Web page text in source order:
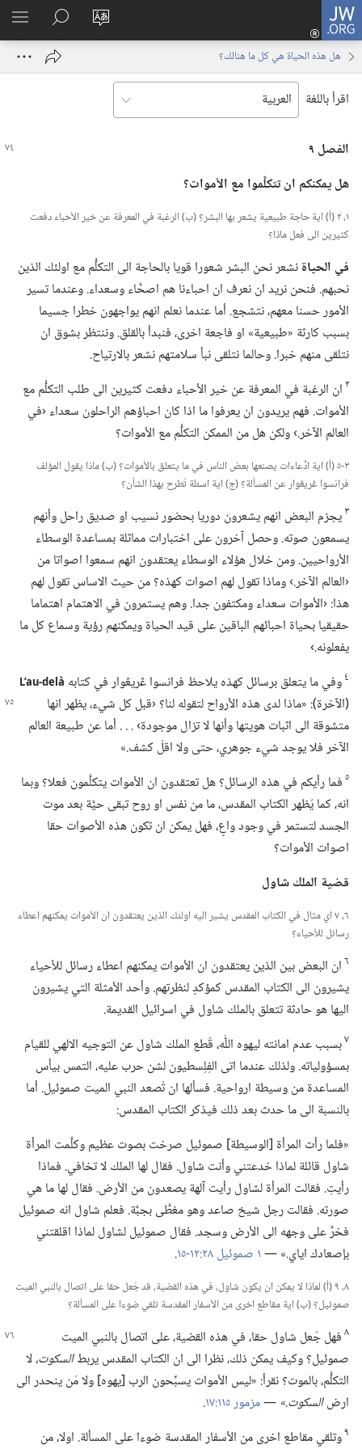
JW.ORG
تغيير
الموقع
تسجيل
الدخول
نافذة
البحث
في
JW.‎ORG
هل هذه الحياة هي كل ما هنالك؟‏
اقرأ باللغة
الفصل ٩
هل يمكنكم ان تتكلَّموا مع الأموات؟‏
١،‏ ٢ (‏أ)‏ اية حاجة طبيعية يشعر بها البشر؟‏ (‏ب)‏ الرغبة في المعرفة عن خير الأحباء دفعت
كثيرين الى فعل ماذا؟‏
في الحياةنشعر نحن البشر شعورا قويا بالحاجة الى التكلُّم مع اولئك الذين
نحبهم.‏ فنحن نريد ان نعرف ان احباءنا هم اصحَّاء وسعداء.‏ وعندما تسير
الأمور حسنا معهم،‏ نتشجع.‏ أما عندما نعلم انهم يواجهون خطرا جسيما
بسبب كارثة «طبيعية» او فاجعة اخرى،‏ فنبدأ بالقلق.‏ وننتظر بشوق ان
نتلقى منهم خبرا.‏ وحالما نتلقى نبأ سلامتهم نشعر بالارتياح.‏
٢ ان الرغبة في المعرفة عن خير الأحباء دفعت كثيرين الى طلب التكلُّم مع
الأموات.‏ فهم يريدون ان يعرفوا ما اذا كان احباؤهم الراحلون سعداء ‹في
العالم الآخر.‏› ولكن هل من الممكن التكلُّم مع الأموات؟‏
٣-‏٥ (‏أ)‏ اية ادِّعاءات يصنعها بعض الناس في ما يتعلق بالأموات؟‏ (‏ب)‏ ماذا يقول المؤلف
فرانسوا ڠريڠوار عن المسألة؟‏ (‏ج)‏ اية اسئلة تُطرح بهذا الشأن؟‏
٣يجزم البعض انهم يشعرون دوريا بحضور نسيب او صديق راحل وأنهم
يسمعون صوته.‏ وحصل آخرون على اختبارات مماثلة بمساعدة الوسطاء
الأرواحيين.‏ ومن خلال هؤلاء الوسطاء يعتقدون انهم سمعوا اصواتا من
‹العالم الآخر.‏› وماذا تقول لهم اصوات كهذه؟‏ من حيث الاساس تقول لهم
هذا:‏ ‹الأموات سعداء ومكتفون جدا.‏ وهم يستمرون في الاهتمام اهتماما
حقيقيا بحياة احبائهم الباقين على قيد الحياة ويمكنهم رؤية وسماع كل ما
يفعلونه.‏›‏
٤وفي ما يتعلق برسائل كهذه يلاحظ فرانسوا ڠريڠوار في كتابه L’au-delà
‏(‏الآخرة)‏:‏ «ماذا لدى هذه الأرواح لتقوله لنا؟‏ ‹قبل كل شيء،‏ يظهر انها
متشوقة الى اثبات هويتها وأنها لا تزال موجودة› .‏ .‏ .‏ أما عن طبيعة العالم
الآخر فلا يوجد شيء جوهري،‏ حتى ولا اقلّ كشف.‏»‏
٥فما رأيكم في هذه الرسائل؟‏ هل تعتقدون ان الأموات يتكلَّمون فعلا؟‏ وبما
انه،‏ كما يُظهر الكتاب المقدس،‏ ما من نفس او روح تبقى حيَّة بعد موت
الجسد لتستمر في وجود واعٍ،‏ فهل يمكن ان تكون هذه الأصوات حقا
اصوات الأموات؟‏
قضية الملك شاول
٦،‏ ٧ اي مثال في الكتاب المقدس يشير اليه اولئك الذين يعتقدون ان الأموات يمكنهم اعطاء
رسائل للأحياء؟‏
٦ان البعض بين الذين يعتقدون ان الأموات يمكنهم اعطاء رسائل للأحياء
يشيرون الى الكتاب المقدس كمؤكدٍ لنظرتهم.‏ وأحد الأمثلة التي يشيرون
اليها هو حادثة تتعلق بالملك شاول في اسرائيل القديمة.‏
٧بسبب عدم امانته ليهوه اللّٰه،‏ قُطع الملك شاول عن التوجيه الالهي للقيام
بمسؤولياته.‏ ولذلك عندما اتى الفِلِسطيون لشن حرب عليه،‏ التمس بيأس
المساعدة من وسيطة ارواحية.‏ فسألها ان تُصعد النبي الميت صموئيل.‏ أما
بالنسبة الى ما حدث بعد ذلك فيذكر الكتاب المقدس:‏
‏«فلما رأت المرأة [الوسيطة] صموئيل صرخت بصوت عظيم وكلَّمت المرأة
شاول قائلة لماذا خدعتني وأنت شاول.‏ فقال لها الملك لا تخافي.‏ فماذا
رأيتِ.‏ فقالت المرأة لشاول رأيت آلهة يصعدون من الأرض.‏ فقال لها ما هي
صورته.‏ فقالت رجل شيخ صاعد وهو مغطًّى بجبَّة.‏ فعلم شاول انه صموئيل
فخرَّ على وجهه الى الأرض وسجد.‏ فقال صموئيل لشاول لماذا اقلقتني
بإصعادك اياي.‏» —‏١ صموئيل ٢٨:‏​١٢-‏١٥ ‏.‏
٨،‏ ٩ (‏أ)‏ لماذا لا يمكن ان يكون شاول،‏ في هذه القضية،‏ قد جُعل حقا على اتصال بالنبي الميت
صموئيل؟‏ (‏ب)‏ اية مقاطع اخرى من الأسفار المقدسة تلقي ضوءا على المسألة؟‏
٨فهل جُعل شاول حقا،‏ في هذه القضية،‏ على اتصال بالنبي الميت
صموئيل؟‏ وكيف يمكن ذلك،‏ نظرا الى ان الكتاب المقدس يربطالسكوت،‏لا
التكلُّم،‏ بالموت؟‏ نقرأ:‏ «ليس الأموات يسبِّحون الرب [يهوه] ولا مَن ينحدر الى
ارضالسكوت.‏» ‏—‏مزمور ١١٥:‏١٧ ‏.‏
٩وتلقي مقاطع اخرى من الأسفار المقدسة ضوءا على المسألة.‏ اولا،‏ من